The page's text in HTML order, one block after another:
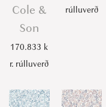
Cole &
Son
170.833 k
r. rúlluverð
rúlluverð